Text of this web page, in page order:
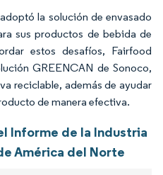
la solución de envasado
sus productos de bebida de
estos desafíos, Fairfood
GREENCAN de Sonoco,
reciclable, además de ayudar
de manera efectiva.
Informe de la Industria
América del Norte